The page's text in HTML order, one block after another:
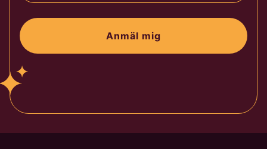
Anmäl mig